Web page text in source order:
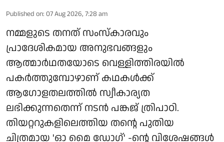
Published on: 07 Aug 2026, 7:28 am
നമ്മളുടെ തനത് സംസ്കാരവും
പ്രാദേശികമായ അനുഭവങ്ങളും
ആത്മാർഥതയോടെ വെള്ളിത്തിരയിൽ
പകർത്തുമ്പോഴാണ് കഥകൾക്ക്
ആഗോളതലത്തിൽ സ്വീകാര്യത
ലഭിക്കുന്നതെന്ന് നടൻ പങ്കജ് ത്രിപാഠി.
തിയറ്ററുകളിലെത്തിയ തന്റെ പുതിയ
ചിത്രമായ 'ഓ മൈ ഡോഗ്' -ന്റെ വിശേഷങ്ങൾ